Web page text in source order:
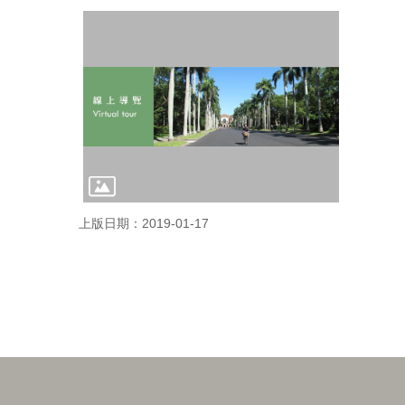
上版日期：2019-01-17